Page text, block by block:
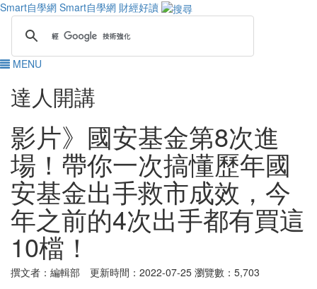
Smart自學網 Smart自學網 財經好讀
MENU
達人開講
影片》國安基金第8次進
場！帶你一次搞懂歷年國
安基金出手救市成效，今
年之前的4次出手都有買這
10檔！
撰文者：編輯部 更新時間：2022-07-25 瀏覽數：5,703